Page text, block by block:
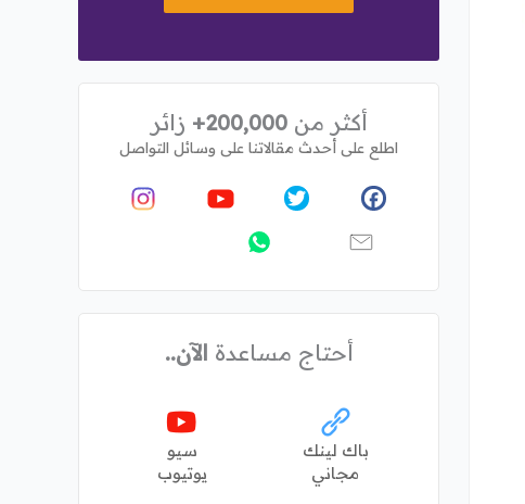
أكثر من200,000+ زائر
اطلع على أحدث مقالاتنا على وسائل التواصل
أحتاج مساعدة الآن..
باك لينك
مجاني
سيو
يوتيوب